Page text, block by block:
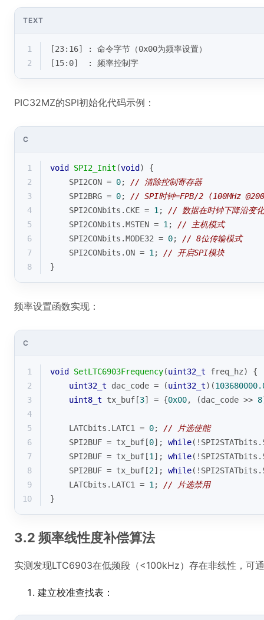
TEXT
1
[23:16] : 命令字节（0x00为频率设置）
2
[15:0]  : 频率控制字
PIC32MZ的SPI初始化代码示例：
C
1 void SPI2_Init (void )
{
2
    SPI2CON =
0; // 清除控制寄存器
3
    SPI2BRG =
0; // SPI时钟=FPB/2 (100MHz
4
    SPI2CONbits.CKE =
1 ; // 数据在时钟下降沿变化
5
    SPI2CONbits.MSTEN =
1 ; // 主机模式
6
    SPI2CONbits.MODE32 =
0; // 8位传输模式
7
    SPI2CONbits.ON =
1 ; // 开启SPI模块
8
}
频率设置函数实现：
C
1 void SetLTC6903Frequency(uint32_t freq_hz)
{
2
uint32_t dac_code = (uint32_t)(
3
uint8_t tx_buf[3] = {0x00, (dac_code >> 8
4
5
    LATCbits.LATC1 =
0; // 片选使能
6
    SPI2BUF = tx_buf[
0]; while
7
    SPI2BUF = tx_buf[
1 ]; while
8
    SPI2BUF = tx_buf[
2]; while
9
    LATCbits.LATC1 =
1 ; // 片选禁用
10
}
3.2 频率线性度补偿算法
实测发现LTC6903在低频段（<100kHz）存在非线性，可
建立校准查找表：